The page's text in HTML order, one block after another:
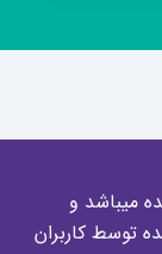
میباشد و
توسط کاربران